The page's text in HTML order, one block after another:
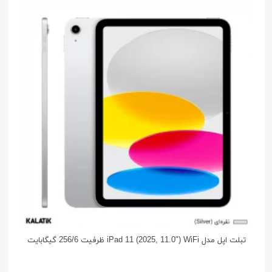
تبلت اپل مدل iPad 11 (2025, 11.0") WiFi ظرفیت 256/6 گیگابایت